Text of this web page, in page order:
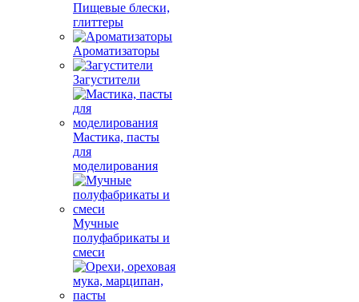
Пищевые блески,
глиттеры
Ароматизаторы
Загустители
Мастика, пасты
для
моделирования
Мучные
полуфабрикаты и
смеси